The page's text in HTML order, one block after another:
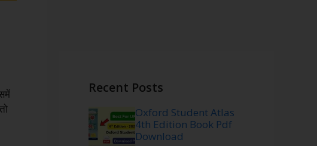
Recent Posts
Oxford Student Atlas
4th Edition Book Pdf
Download